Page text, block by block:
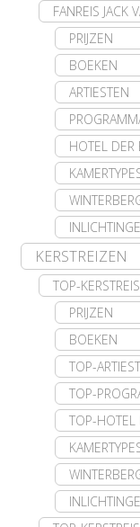
FANREIS JACK
PRIJZEN
BOEKEN
ARTIESTEN
HOTEL DER
KERSTREIZEN
TOP-
PRIJZEN
BOEKEN
TOP-
TOP-
TOP-HOTEL